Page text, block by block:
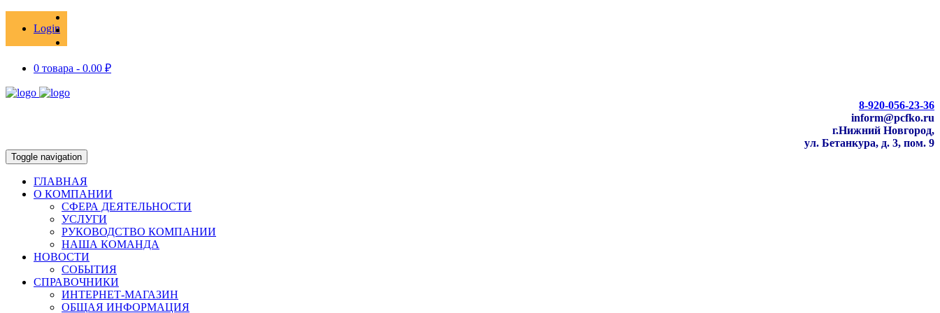
Login
0 товара - 0.00 ₽
8-920-056-23-36
inform@pcfko.ru
г.Нижний Новгород,
ул. Бетанкура, д. 3, пом. 9
Toggle navigation
ГЛАВНАЯ
О КОМПАНИИ
СФЕРА ДЕЯТЕЛЬНОСТИ
УСЛУГИ
РУКОВОДСТВО КОМПАНИИ
НАША КОМАНДА
НОВОСТИ
СОБЫТИЯ
СПРАВОЧНИКИ
ИНТЕРНЕТ-МАГАЗИН
ОБЩАЯ ИНФОРМАЦИЯ